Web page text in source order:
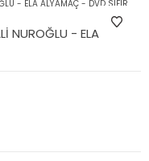
NUROĞLU - ELA